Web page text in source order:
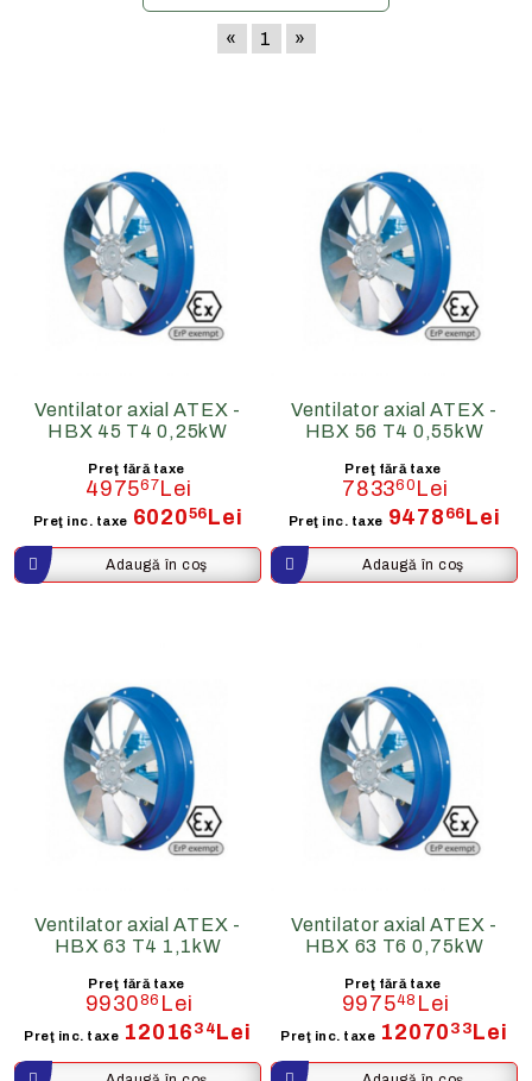
« 1 »
Ventilator axial ATEX -
HBX 45 T4 0,25kW
Preţ fără taxe
497567Lei
Preţ inc. taxe 602056Lei
Ventilator axial ATEX -
HBX 56 T4 0,55kW
Preţ fără taxe
783360 Lei
Preţ inc. taxe 9478 66Lei
Ventilator axial ATEX -
HBX 63 T4 1,1kW
Preţ fără taxe
993086 Lei
Preţ inc. taxe 12016 34Lei
Ventilator axial ATEX -
HBX 63 T6 0,75kW
Preţ fără taxe
997548 Lei
Preţ inc. taxe 12070 33Lei